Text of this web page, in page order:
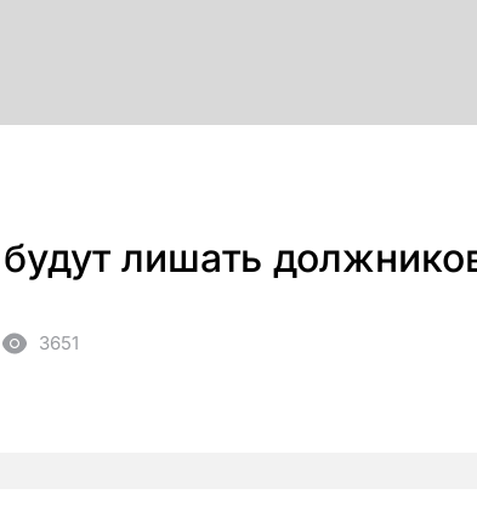
лишать
3651